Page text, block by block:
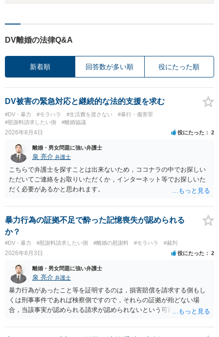
DV離婚の法律Q&A
新着順 回答数が多い順 役にたった順
DV被害の緊急対応と継続的な法的支援を求む
#DV・暴力 #モラハラ #生活費を渡さない
#暴行・傷害罪
#慰謝料請求したい側
#離婚協議
2026年8月4日 役にたった 2
離婚・男女問題に強い弁護士
泉 亮介 弁護士
こちらで弁護士を探すことは出来ないため，ココナラの中でお探しい
ただいてご連絡をお取りいただくか，インターネット等でお探しいた
だく必要があるかと思われます。
暴力行為の証拠不足で酔った記憶喪失が認められる
か？
#DV・暴力 #慰謝料請求したい側 #離婚の慰謝料 #モラハラ #裁判
2026年8月3日 役にたった 2
離婚・男女問題に強い弁護士
泉 亮介 弁護士
暴力行為があったこと等を証明するのは，損害賠償を請求する側もし
くは刑事事件であれば検察側ですので，それらの証拠が殆どない場
合，当該事実が認められる請求が認められないという可能性はあるで